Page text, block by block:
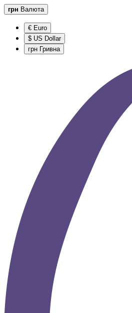
грн Валюта
€ Euro
$ US Dollar
грн Гривна